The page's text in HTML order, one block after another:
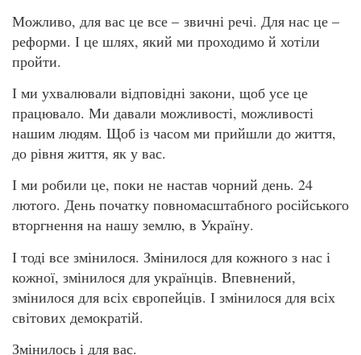
Можливо, для вас це все – звичні речі. Для нас це –
реформи. І це шлях, який ми проходимо й хотіли
пройти.
І ми ухвалювали відповідні закони, щоб усе це
працювало. Ми давали можливості, можливості
нашим людям. Щоб із часом ми прийшли до життя,
до рівня життя, як у вас.
І ми робили це, поки не настав чорний день. 24
лютого. День початку повномасштабного російського
вторгнення на нашу землю, в Україну.
І тоді все змінилося. Змінилося для кожного з нас і
кожної, змінилося для українців. Впевнений,
змінилося для всіх європейців. І змінилося для всіх
світових демократій.
Змінилось і для вас.